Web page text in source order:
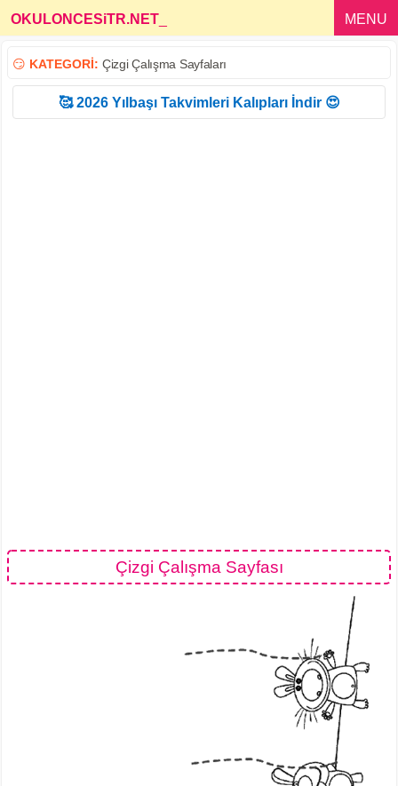
OKULONCESiTR.NET MENU
😏 KATEGORİ: Çizgi Çalışma Sayfaları
🥰 2026 Yılbaşı Takvimleri Kalıpları İndir 😍
Çizgi Çalışma Sayfası